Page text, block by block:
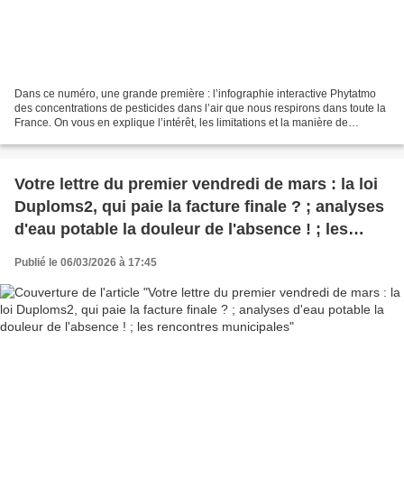
Dans ce numéro, une grande première : l’infographie interactive Phytatmo
des concentrations de pesticides dans l’air que nous respirons dans toute la
France. On vous en explique l’intérêt, les limitations et la manière de
Votre lettre du premier vendredi de mars : la loi
Duploms2, qui paie la facture finale ? ; analyses
d'eau potable la douleur de l'absence ! ; les
Publié le 06/03/2026 à 17:45